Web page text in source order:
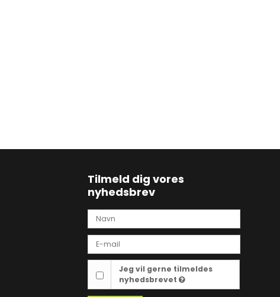
Tilmeld dig vores
nyhedsbrev
Jeg vil gerne tilmeldes
nyhedsbrevet